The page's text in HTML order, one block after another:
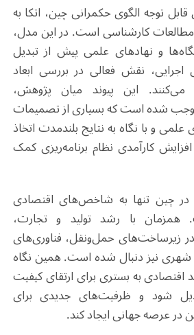
توجه الگوی حکمرانی چین، اتکا به
کارشناسی است. در این مدل،
و نهادهای علمی پیش از تبدیل
نقش فعالی در بررسی ابعاد
این پیوند میان پژوهش،
شده است که بسیاری از تصمیمات
علمی و با نگاه به نتایج بلندمدت اتخاذ
کارآمدی نظام برنامه‌ریزی کمک
در چین تنها به شاخص‌های اقتصادی
همزمان با رشد تولید و تجارت،
زیرساخت‌های حمل‌ونقل، فناوری‌های
شهری نیز دنبال شده است. همین نگاه
به بستری برای ارتقای کیفیت
شود و ظرفیت‌های جدیدی برای
در عرصه جهانی ایجاد کند.